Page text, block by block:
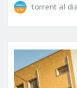
torrent al